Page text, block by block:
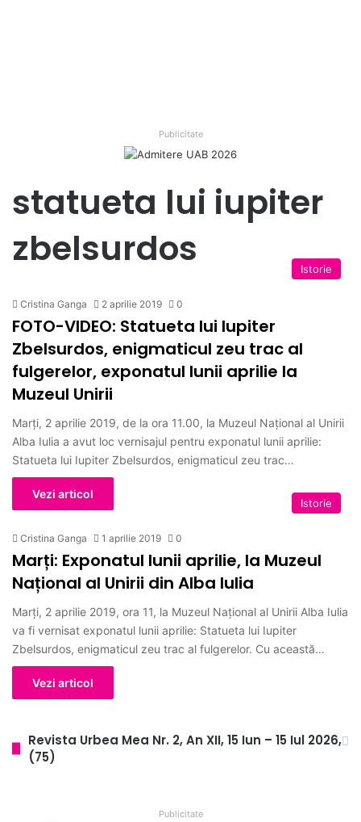
Publicitate
statueta lui iupiter
zbelsurdos
Istorie
Cristina Ganga 2 aprilie 2019 0
FOTO-VIDEO: Statueta lui Iupiter
Zbelsurdos, enigmaticul zeu trac al
fulgerelor, exponatul lunii aprilie la
Muzeul Unirii
Marţi, 2 aprilie 2019, de la ora 11.00, la Muzeul Naţional al Unirii
Alba Iulia a avut loc vernisajul pentru exponatul lunii aprilie:
Statueta lui Iupiter Zbelsurdos, enigmaticul zeu trac…
Vezi articol
Istorie
Cristina Ganga 1 aprilie 2019 0
Marți: Exponatul lunii aprilie, la Muzeul
Național al Unirii din Alba Iulia
Marţi, 2 aprilie 2019, ora 11, la Muzeul Naţional al Unirii Alba Iulia
va fi vernisat exponatul lunii aprilie: Statueta lui Iupiter
Zbelsurdos, enigmaticul zeu trac al fulgerelor. Cu această…
Vezi articol
Revista Urbea Mea Nr. 2, An XII, 15 Iun – 15 Iul 2026,
(75)
Publicitate